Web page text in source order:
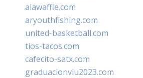
alawaffle.com
aryouthfishing.com
united-basketball.com
tios-tacos.com
cafecito-satx.com
graduacionviu2023.com